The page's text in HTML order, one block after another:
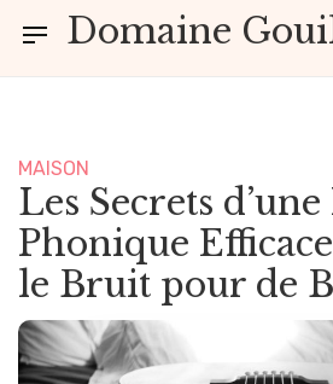
Domaine
MAISON
Les Secrets
Phonique
le Bruit pour de